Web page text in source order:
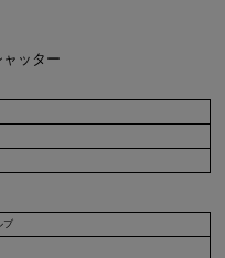
ッター
ブ